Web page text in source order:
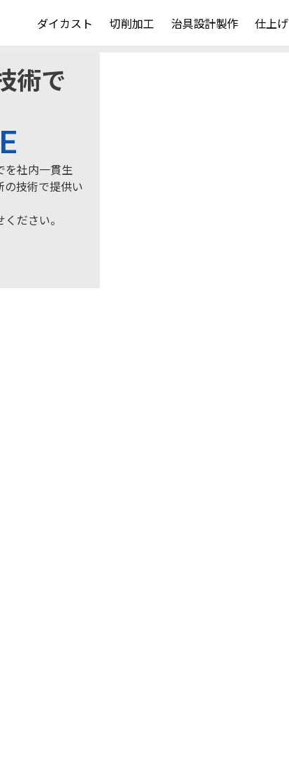
ダイカスト 切削加工 治具設計製作 仕上げ
術で
を社内一貫生
技術で提供い
ださい。